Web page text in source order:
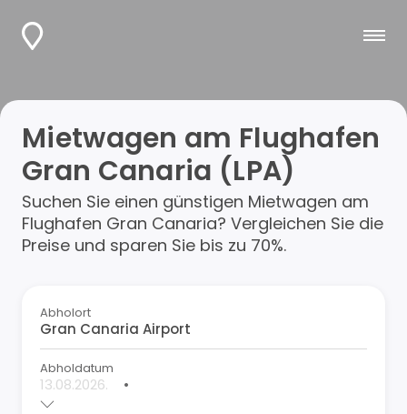
Mietwagen am Flughafen
Gran Canaria (LPA)
Suchen Sie einen günstigen Mietwagen am
Flughafen Gran Canaria? Vergleichen Sie die
Preise und sparen Sie bis zu 70%.
Abholort
Abholdatum
•